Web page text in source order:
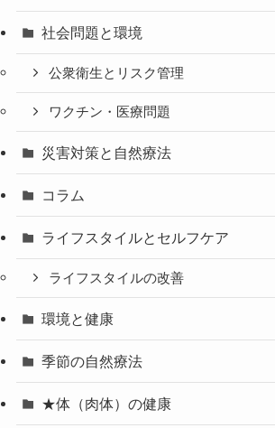
社会問題と環境
公衆衛生とリスク管理
ワクチン・医療問題
災害対策と自然療法
コラム
ライフスタイルとセルフケア
ライフスタイルの改善
環境と健康
季節の自然療法
★体（肉体）の健康